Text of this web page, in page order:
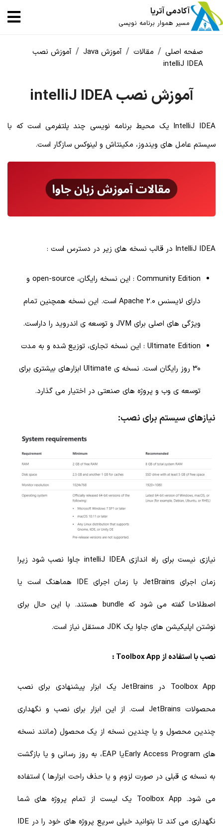
آکادمی آتریا
مسیر هموار برنامه نویسی
صفحه اصلی مقالات آموزش Java
آموزش نصب
intelliJ IDEA
آموزش نصب intelliJ IDEA
IntelliJ IDEA یک محیط برنامه نویسی چند پلتفرمی است که با
سیستم عامل های ویندوز، مکینتاش و لینوکس سازگار است.
IntelliJ IDEA در قالب نسخه های زیر در دسترس است :
Community Edition : این نسخه رایگان، open-source و
دارای لایسنس Apache 2.0 است. این نسخه همچنین تمام
ویژگی های اصلی برای JVM و توسعه ی اندروید را داراست.
Ultimate Edition : این نسخه تجاری، توزیع شده و به مدت
30 روز رایگان است. نسخه ی Ultimate ابزارهای بیشتری برای
توسعه ی وب و پروژه های صنعتی در اختیار می گذارد.
نیازهای سیستم برای نصب:
نیازی نیست برای راه اندازی intelliJ IDEA جاوا نصب شود زیرا
زمان اجرای JetBrains با زمان اجرای IDE هماهنگ است یا
اصطلاحا گفته می شود که bundle هستند. با این حال برای
نوشتن اپلیکیشن های جاوا یک JDK مستقل نیاز است.
نصب با استفاده ازToolbox App
:
Toolbox App در JetBrains یک ابزار پیشنهادی برای نصب
محصولات JetBrains است. از این ابزار برای نصب و نگهداری
چندین محصول و یا چندین نسخه از یک محصول (مانند نسخه
های Early Access Programیا EAP، به روز رسانی و یا بازگشت
به نسخه ی قبلی در صورت لزوم و یا حذف راحت ابزارها ) استفاده
می شود. Toolbox App یک لیست از تمام پروژه های شما
نگهداری می کند تا بتوانید خیلی سریع پروژه های خود را در IDE